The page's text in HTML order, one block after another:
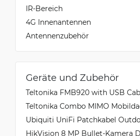
IR-Bereich
4G Innenantennen
Antennenzubehör
Geräte und Zubehör
Teltonika FMB920 with USB
Teltonika Combo MIMO
Ubiquiti UniFi Patchkabel
HikVision 8 MP Bullet-Kamera